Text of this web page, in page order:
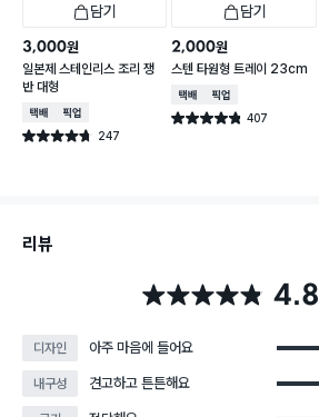
담기
3,000원
일본제 스테인리스 조리 쟁
반 대형
택배배송매장픽업
별점 4.7점 247
건 작성
담기
2,000원
스텐 타원형 트레이 23cm
택배배송매장픽업
별점 4.8점 407
건 작성
리뷰
별점 4.8점 4.8
디자인 아주 마음에 들어요
내구성 견고하고 튼튼해요